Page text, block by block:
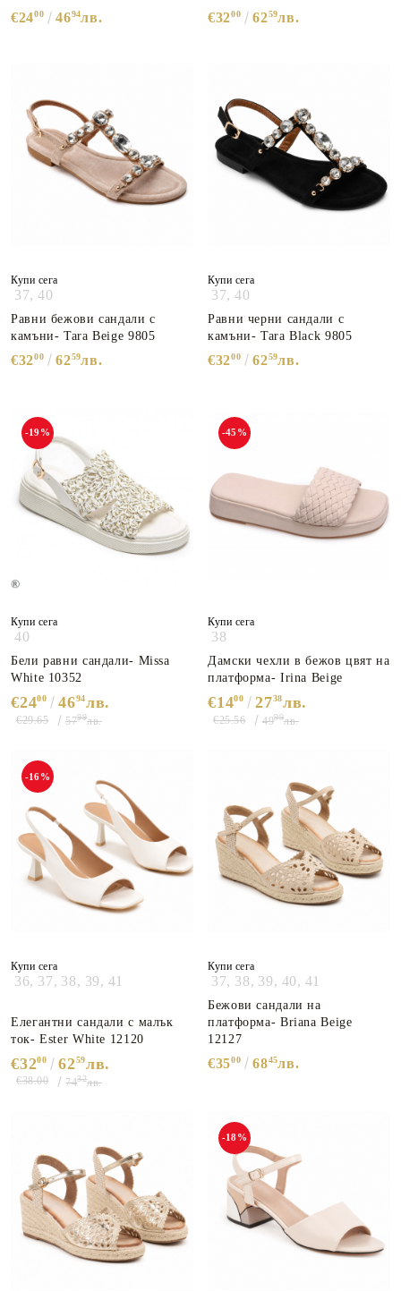
€2400 4694лв. €3200 6259лв.
Купи сега
37, 40
Равни бежови сандали с
камъни- Tara Beige 9805
€3200 6259лв.
Купи сега
37, 40
Равни черни сандали с
камъни- Tara Black 9805
€3200 6259лв.
-19%
Купи сега
40
Бели равни сандали- Missa
White 10352
€2400 4694лв.
€29.65 5799лв.
-45%
Купи сега
38
Дамски чехли в бежов цвят на
платформа- Irina Beige
€1400 2738лв.
€25.56 4999лв.
-16%
Купи сега
36, 37, 38, 39, 41
Елегантни сандали с малък
ток- Ester White 12120
€3200 6259лв.
€38.00 7432лв.
Купи сега
37, 38, 39, 40, 41
Бежови сандали на
платформа- Briana Beige
12127
€3500 6845лв.
-18%